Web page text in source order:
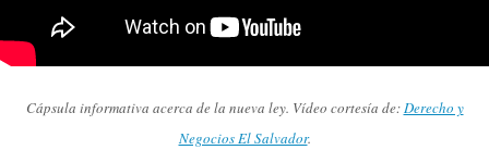
Cápsula informativa acerca de la nueva ley. Vídeo cortesía de:Derecho y
Negocios El Salvador.